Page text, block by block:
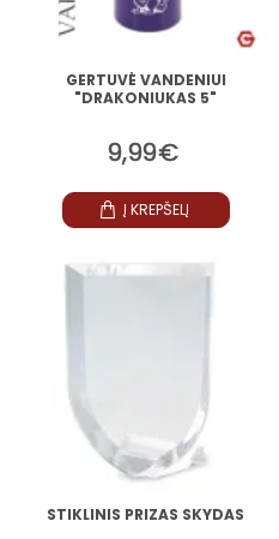
GERTUVĖ VANDENIUI
"DRAKONIUKAS 5"
9,99€
Į KREPŠELĮ
STIKLINIS PRIZAS SKYDAS